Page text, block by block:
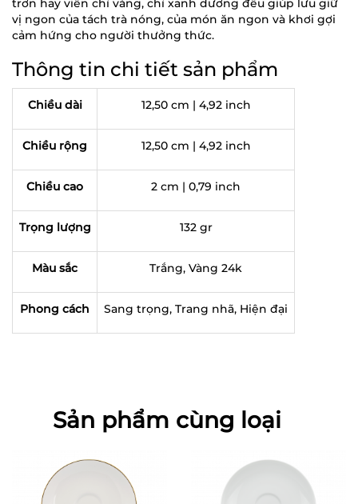
trơn hay viền chỉ vàng, chỉ xanh dương đều giúp lưu giữ
vị ngon của tách trà nóng, của món ăn ngon và khơi gợi
cảm hứng cho người thưởng thức.
Thông tin chi tiết sản phẩm
Chiều dài 12,50 cm | 4,92 inch
Chiều rộng 12,50 cm | 4,92 inch
Chiều cao 2 cm | 0,79 inch
Trọng lượng 132 gr
Màu sắc Trắng, Vàng 24k
Phong cách Sang trọng, Trang nhã, Hiện đại
Sản phẩm cùng loại